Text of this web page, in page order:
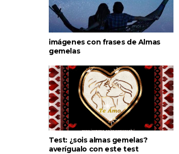
imágenes con frases de Almas
gemelas
Test: ¿sois almas gemelas?
averígualo con este test